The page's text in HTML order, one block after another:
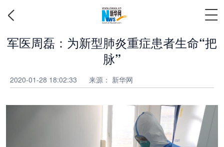
军医周磊：为新型肺炎重症患者生命“把
脉”
2020-01-28 18:02:33 来源： 新华网